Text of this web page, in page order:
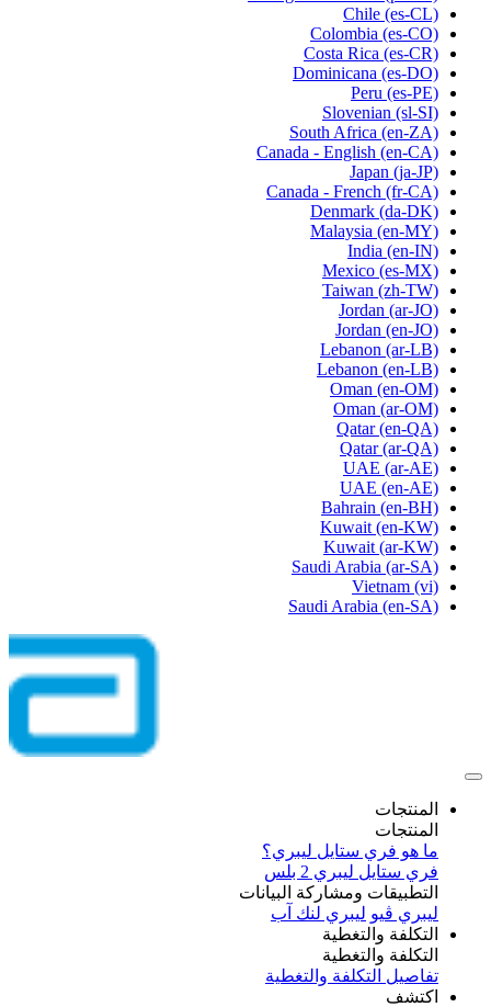
Chile (es-CL)
Colombia (es-CO)
Costa Rica (es-CR)
Dominicana (es-DO)
Peru (es-PE)
Slovenian (sl-SI)
South Africa (en-ZA)
Canada - English (en-CA)
Japan (ja-JP)
Canada - French (fr-CA)
Denmark (da-DK)
Malaysia (en-MY)
India (en-IN)
Mexico (es-MX)
Taiwan (zh-TW)
Jordan (ar-JO)
Jordan (en-JO)
Lebanon (ar-LB)
Lebanon (en-LB)
Oman (en-OM)
Oman (ar-OM)
Qatar (en-QA)
Qatar (ar-QA)
UAE (ar-AE)
UAE (en-AE)
Bahrain (en-BH)
Kuwait (en-KW)
Kuwait (ar-KW)
Saudi Arabia (ar-SA)
Vietnam (vi)
Saudi Arabia (en-SA)
المنتجات
المنتجات
ما هو فري ستايل ليبري؟
فري ستايل ليبري 2 بلس​
التطبيقات ومشاركة البيانات
ليبري ڤيو ليبري لنك آب
التكلفة والتغطية
التكلفة والتغطية
تفاصيل التكلفة والتغطية
اكتشف​